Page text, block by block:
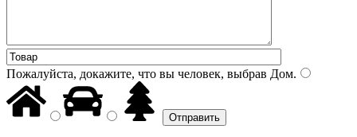
Пожалуйста, докажите, что вы человек, выбрав Дом.